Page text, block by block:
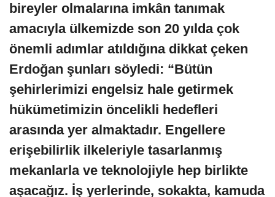
bireyler olmalarına imkân tanımak
amacıyla ülkemizde son 20 yılda çok
önemli adımlar atıldığına dikkat çeken
Erdoğan şunları söyledi: “Bütün
şehirlerimizi engelsiz hale getirmek
hükümetimizin öncelikli hedefleri
arasında yer almaktadır. Engellere
erişebilirlik ilkeleriyle tasarlanmış
mekanlarla ve teknolojiyle hep birlikte
aşacağız. İş yerlerinde, sokakta, kamuda